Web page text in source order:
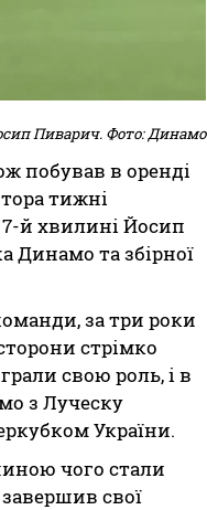
Пиварич. Фото: Динамо
побував в оренді
тижні
й хвилині Йосип
Динамо та збірної
за три роки
стрімко
свою роль, і в
з Луческу
України.
чого стали
свої